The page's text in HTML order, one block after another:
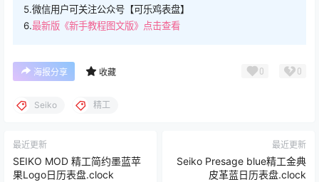
5.微信用户可关注公众号【可乐鸡表盘】
6.最新版《新手教程图文版》点击查看
海报分享 收藏 0 0
Seiko 精工
最近更新
SEIKO MOD 精工简约墨蓝苹
果Logo日历表盘.clock
最近更新
Seiko Presage blue精工金典
皮革蓝日历表盘.clock